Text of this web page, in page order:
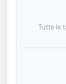
Tutte le